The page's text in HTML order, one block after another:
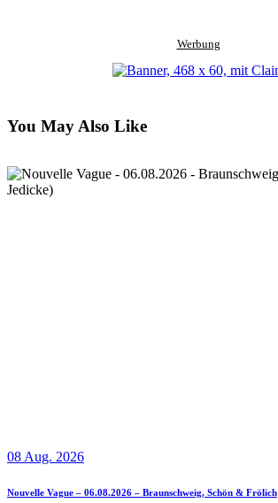
Werbung
You May Also Like
08 Aug. 2026
Nouvelle Vague – 06.08.2026 – Braunschweig, Schön & Frölich